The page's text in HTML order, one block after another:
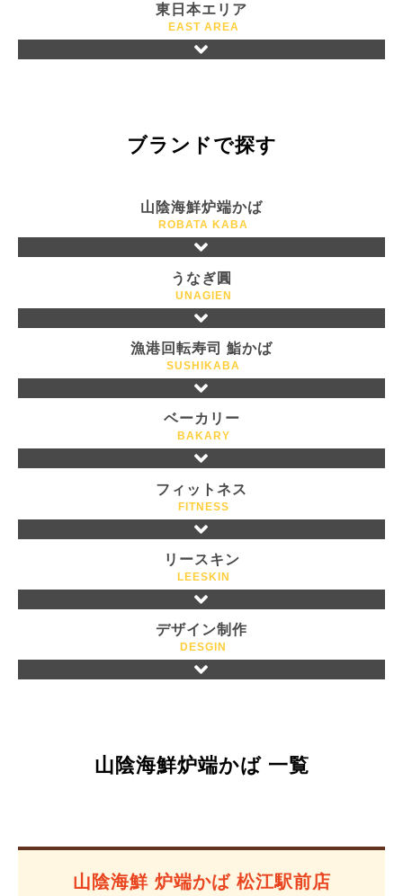
東日本エリア
EAST AREA
ブランドで探す
山陰海鮮炉端かば
ROBATA KABA
うなぎ圓
UNAGIEN
漁港回転寿司 鮨かば
SUSHIKABA
ベーカリー
BAKARY
フィットネス
FITNESS
リースキン
LEESKIN
デザイン制作
DESGIN
山陰海鮮炉端かば 一覧
山陰海鮮 炉端かば 松江駅前店